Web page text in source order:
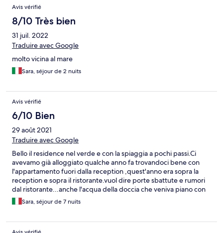
Avis vérifié
8/10 Très bien
31 juil. 2022
Traduire avec Google
molto vicina al mare
Sara, séjour de 2 nuits
Avis vérifié
6/10 Bien
29 août 2021
Traduire avec Google
Bello il residence nel verde e con la spiaggia a pochi passi.Ci
avevamo già alloggiato qualche anno fa trovandoci bene con
l'appartamento fuori dalla reception ,quest'anno era sopra la
reception e sopra il ristorante.vuol dire porte sbattute e rumori
dal ristorante...anche l'acqua della doccia che veniva piano con
un sifone che poteva essere rinnovato...comunque una buona
vacanza.
Sara, séjour de 7 nuits